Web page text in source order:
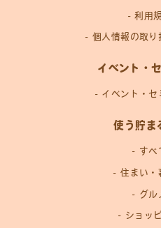
利用
個人情報の取り
イベント・
イベント・セ
使う貯ま
すべ
住まい・
グル
ショッ